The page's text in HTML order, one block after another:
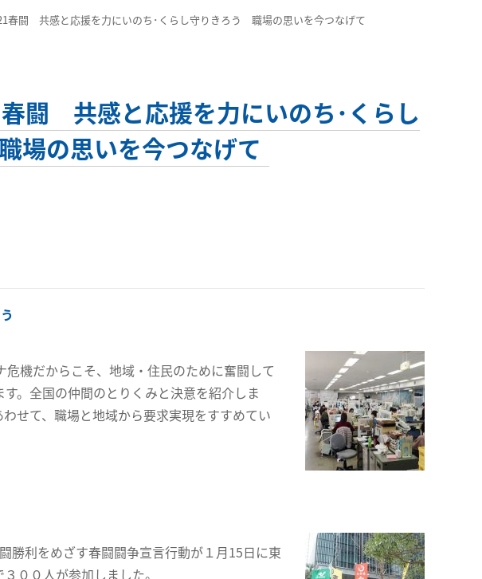
春闘 共感と応援を力にいのち･くらし守りきろう 職場の思いを今つなげて
闘 共感と応援を力にいのち･くらし
場の思いを今つなげて
機だからこそ、地域・住民のために奮闘して
。全国の仲間のとりくみと決意を紹介しま
せて、職場と地域から要求実現をすすめてい
利をめざす春闘闘争宣言行動が１月15日に東
００人が参加しました。